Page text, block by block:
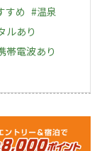
すめ #温泉
ルあり
帯電波あり